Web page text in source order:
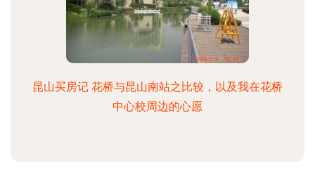
昆山买房记 花桥与昆山南站之比较，以及我在花桥
中心校周边的心愿